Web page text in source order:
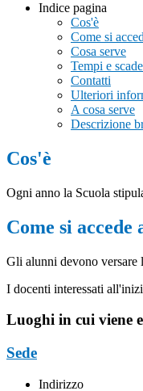
Indice pagina
Cos'è
Come si
Cosa serve
Tempi e
Contatti
Ulteriori
A cosa serve
Descrizione
Cos'è
Ogni anno la Scuola
Come si accede
Gli alunni devono versare
I docenti interessati
Luoghi in cui viene
Sede
Indirizzo